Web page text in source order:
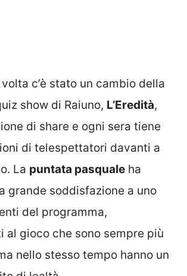
c’è stato un cambio della
show di Raiuno, L’Eredità,
di share e ogni sera tiene
di telespettatori davanti a
La puntata pasquale ha
grande soddisfazione a uno
del programma,
al gioco che sono sempre più
nello stesso tempo hanno un